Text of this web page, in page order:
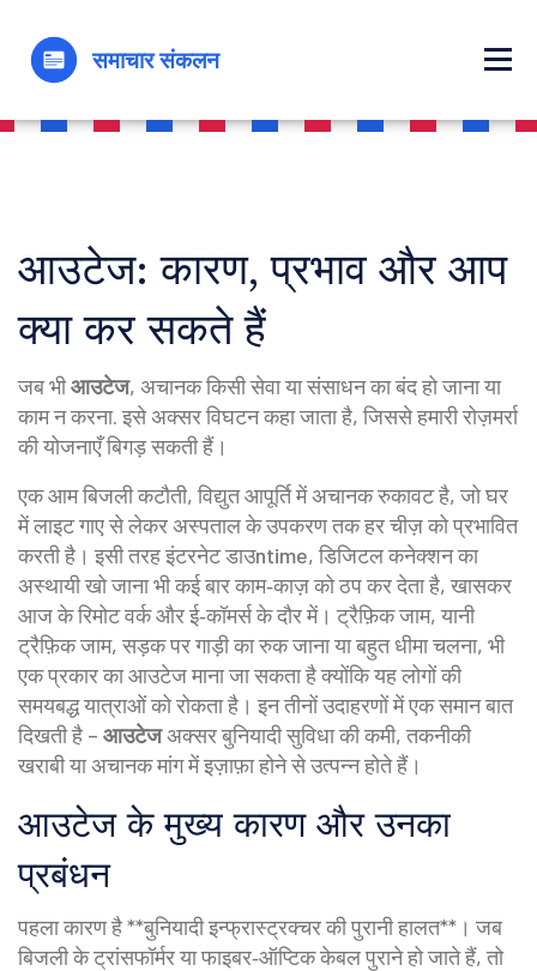
आउटेज: कारण, प्रभाव और आप
क्या कर सकते हैं
जब भीआउटेज, अचानक किसी सेवा या संसाधन का बंद हो जाना या
काम न करना. इसे अक्सरविघटनकहा जाता है, जिससे हमारी रोज़मर्रा
की योजनाएँ बिगड़ सकती हैं।
एक आमबिजली कटौती,विद्युत आपूर्ति में अचानक रुकावटहै, जो घर
में लाइट गाए से लेकर अस्पताल के उपकरण तक हर चीज़ को प्रभावित
करती है। इसी तरहइंटरनेट डाउntime,डिजिटल कनेक्शन का
अस्थायी खो जानाभी कई बार काम‑काज़ को ठप कर देता है, खासकर
आज के रिमोट वर्क और ई‑कॉमर्स के दौर में। ट्रैफ़िक जाम, यानी
ट्रैफ़िक जाम,सड़क पर गाड़ी का रुक जाना या बहुत धीमा चलना, भी
एक प्रकार का आउटेज माना जा सकता है क्योंकि यह लोगों की
समयबद्ध यात्राओं को रोकता है। इन तीनों उदाहरणों में एक समान बात
दिखती है – आउटेजअक्सर बुनियादी सुविधा की कमी, तकनीकी
खराबी या अचानक मांग में इज़ाफ़ा होने से उत्पन्न होते हैं।
आउटेज के मुख्य कारण और उनका
प्रबंधन
पहला कारण है **बुनियादी इन्फ्रास्ट्रक्चर की पुरानी हालत**। जब
बिजली के ट्रांसफॉर्मर या फाइबर‑ऑप्टिक केबल पुराने हो जाते हैं, तो